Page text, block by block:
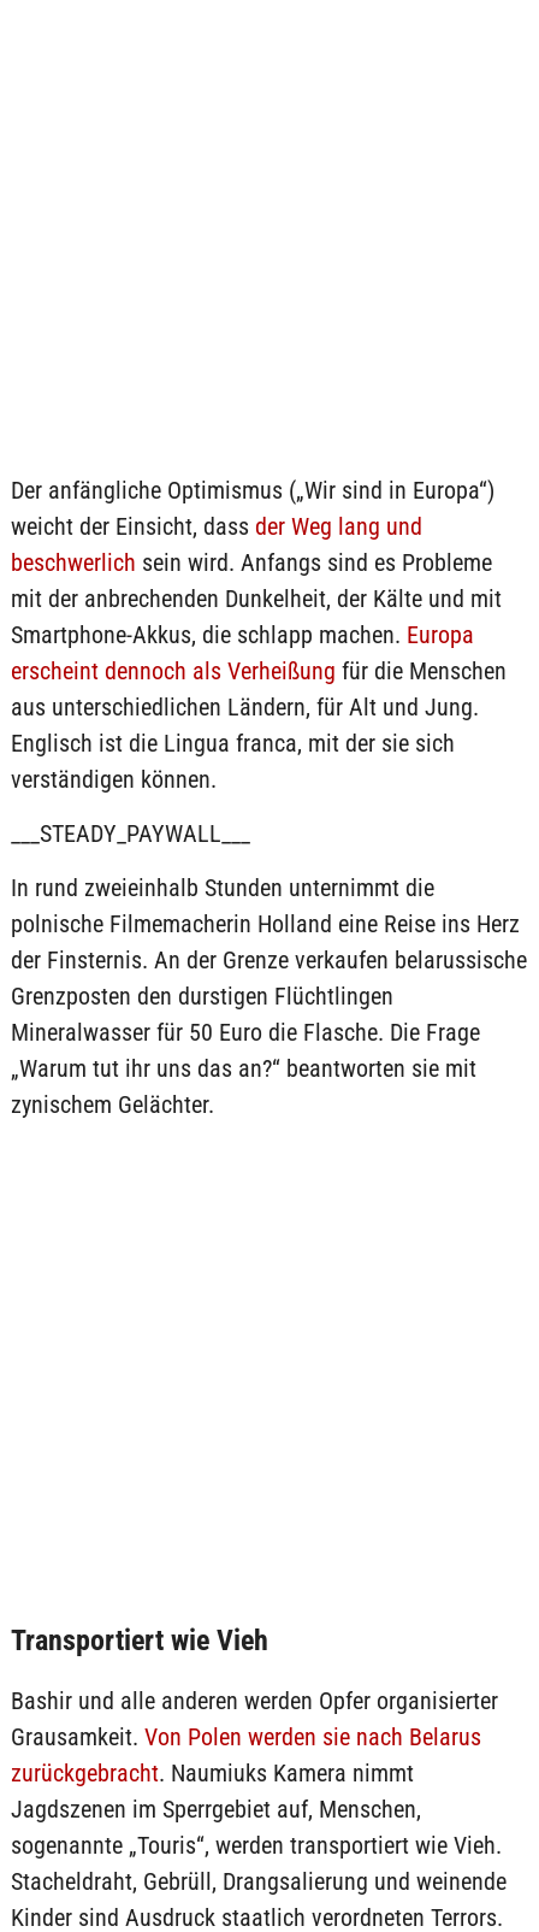
Der anfängliche Optimismus („Wir sind in Europa“)
weicht der Einsicht, dass der Weg lang und
beschwerlich sein wird. Anfangs sind es Probleme
mit der anbrechenden Dunkelheit, der Kälte und mit
Smartphone-Akkus, die schlapp machen. Europa
erscheint dennoch als Verheißung für die Menschen
aus unterschiedlichen Ländern, für Alt und Jung.
Englisch ist die Lingua franca, mit der sie sich
verständigen können.
___STEADY_PAYWALL___
In rund zweieinhalb Stunden unternimmt die
polnische Filmemacherin Holland eine Reise ins Herz
der Finsternis. An der Grenze verkaufen belarussische
Grenzposten den durstigen Flüchtlingen
Mineralwasser für 50 Euro die Flasche. Die Frage
„Warum tut ihr uns das an?“ beantworten sie mit
zynischem Gelächter.
Transportiert wie Vieh
Bashir und alle anderen werden Opfer organisierter
Grausamkeit. Von Polen werden sie nach Belarus
zurückgebracht. Naumiuks Kamera nimmt
Jagdszenen im Sperrgebiet auf, Menschen,
sogenannte „Touris“, werden transportiert wie Vieh.
Stacheldraht, Gebrüll, Drangsalierung und weinende
Kinder sind Ausdruck staatlich verordneten Terrors.